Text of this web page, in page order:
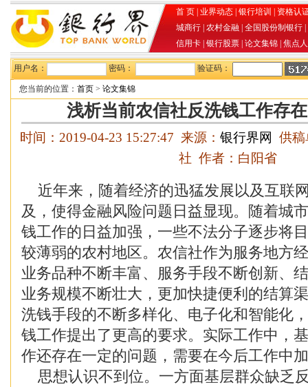
首 页 业界动态 银行培训
资格认
城商行 农村金融 全国股份制银行
信用卡 银行股票 论文集锦 焦点
用户名： 密码： 验证码：
您当前的位置： 首页 > 论文集锦
浅析当前农信社反洗钱工作存
时间：2019-04-23 15:27:47 来源： 银行界网
供
社 作者：白阳省
近年来，随着经济的迅猛发展以及互联
及，使得金融风险问题日益显现。随着城
钱工作的日益加强，一些不法分子逐步将
较薄弱的农村地区。农信社作为服务地方
业务品种不断丰富、服务手段不断创新、
业务规模不断壮大，更加快捷便利的结算
洗钱手段的不断多样化、电子化和智能化
钱工作提出了更高的要求。实际工作中，
作还存在一定的问题，需要在今后工作中
思想认识不到位。一方面基层群众缺乏